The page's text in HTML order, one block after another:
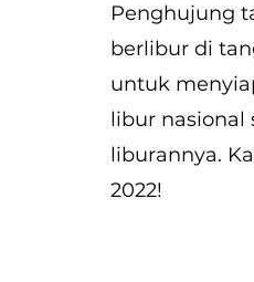
Penghujung
berlibur di
untuk
libur nasional
liburannya.
2022!